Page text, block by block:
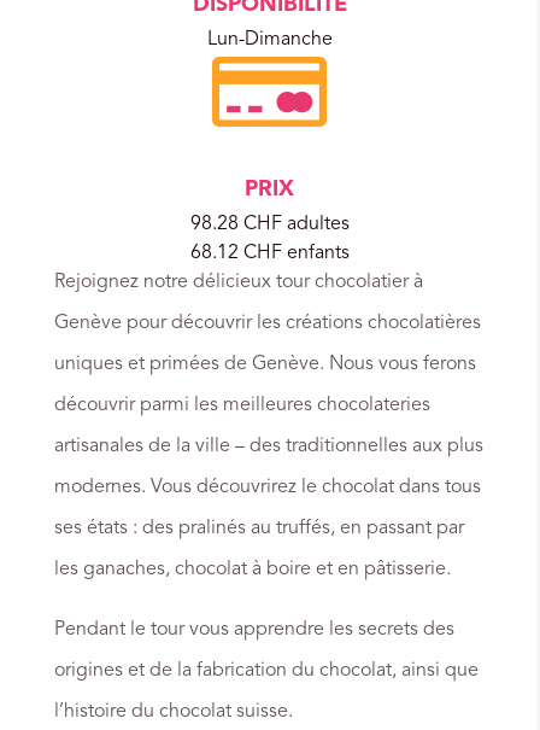
DISPONIBILITÉ
Lun-Dimanche
PRIX
98.28 CHF adultes
68.12 CHF enfants
Rejoignez notre délicieux tour chocolatier à
Genève pour découvrir les créations chocolatières
uniques et primées de Genève. Nous vous ferons
découvrir parmi les meilleures chocolateries
artisanales de la ville – des traditionnelles aux plus
modernes. Vous découvrirez le chocolat dans tous
ses états : des pralinés au truffés, en passant par
les ganaches, chocolat à boire et en pâtisserie.
Pendant le tour vous apprendre les secrets des
origines et de la fabrication du chocolat, ainsi que
l’histoire du chocolat suisse.